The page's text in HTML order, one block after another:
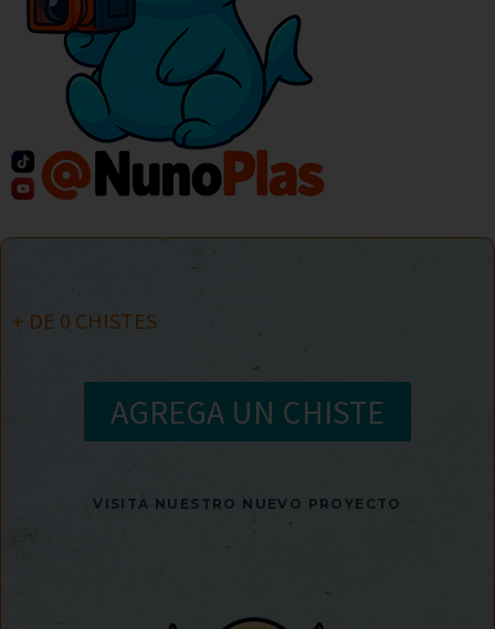
+ DE 0 CHISTES
AGREGA UN CHISTE
VISITA NUESTRO NUEVO PROYECTO